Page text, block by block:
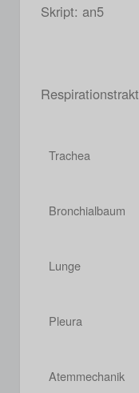
Skript: an5
Respirationstrakt
Trachea
Bronchialbaum
Lunge
Pleura
Atemmechanik